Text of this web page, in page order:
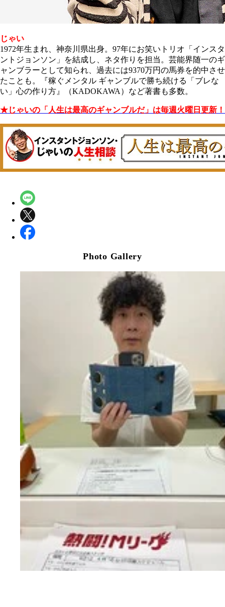
じゃい
1972年生まれ、神奈川県出身。97年にお笑いトリオ「インスタ
ントジョンソン」を結成し、ネタ作りを担当。芸能界随一のギ
ャンブラーとして知られ、過去には9370万円の馬券を的中させ
たことも。『稼ぐメンタル ギャンブルで勝ち続ける「ブレな
い」心の作り方』（KADOKAWA）など著書も多数。
★じゃいの「人生は最高のギャンブルだ」は毎週火曜日更新！
Photo Gallery